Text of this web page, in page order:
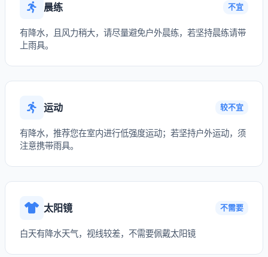
晨练 不宜
有降水，且风力稍大，请尽量避免户外晨练，若坚持晨练请带
上雨具。
运动 较不宜
有降水，推荐您在室内进行低强度运动；若坚持户外运动，须
注意携带雨具。
太阳镜 不需要
白天有降水天气，视线较差，不需要佩戴太阳镜